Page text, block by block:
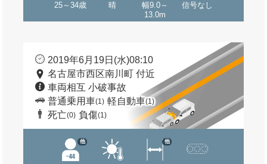
25～34歳 晴
幅9.0～
13.0m
信号なし
2019年6月19日(水)08:10
名古屋市西区南川町 付近
車両相互 小破事故
普通乗用車(1) 軽自動車(1)
死亡(0) 負傷(1)
他 他